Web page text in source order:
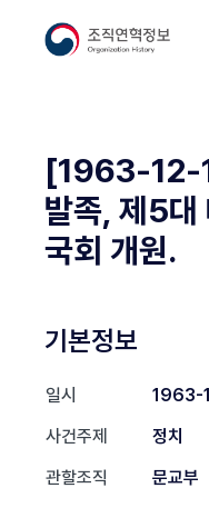
[1963-12-
발족, 제5대
국회 개원.
기본정보
일시
1963-
사건주제
정치
관할조직
문교부